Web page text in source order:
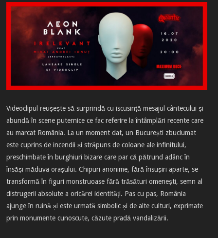
Videoclipul reușește să surprindă cu iscusință mesajul cântecului și
abundă în scene puternice ce fac referire la întâmplări recente care
au marcat România. La un moment dat, un București zbuciumat
este cuprins de incendii și străpuns de coloane ale infinitului,
preschimbate în burghiuri bizare care par că pătrund adânc în
însăși măduva orașului. Chipuri anonime, fără însușiri aparte, se
transformă în figuri monstruoase fără trăsături omenești, semn al
distrugerii absolute a oricărei identități. Pas cu pas, România
ajunge în ruină și este urmată simbolic și de alte culturi, exprimate
prin monumente cunoscute, căzute pradă vandalizării.